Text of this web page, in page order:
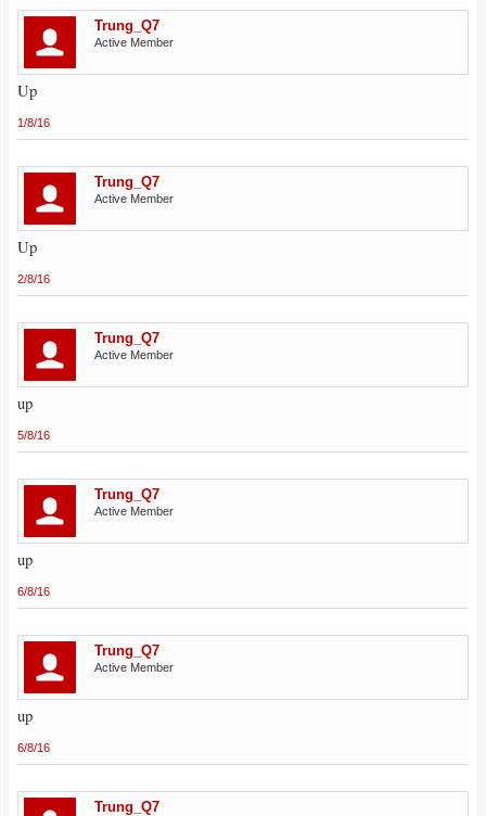
Trung_Q7
Active Member
Up
1/8/16
Trung_Q7
Active Member
Up
2/8/16
Trung_Q7
Active Member
up
5/8/16
Trung_Q7
Active Member
up
6/8/16
Trung_Q7
Active Member
up
6/8/16
Trung_Q7